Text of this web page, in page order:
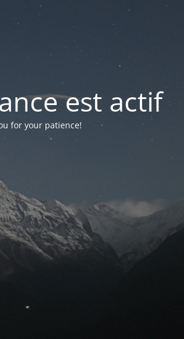
est actif
for your patience!